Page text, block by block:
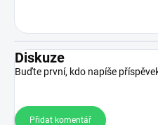
Diskuze
Buďte první, kdo napíše
Přidat komentář